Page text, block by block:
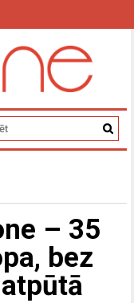
– 35
bez